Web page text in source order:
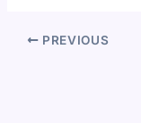
PREVIOUS